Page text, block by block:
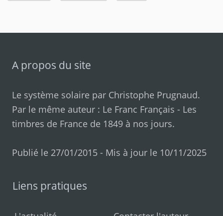
A propos du site
Le système solaire par Christophe Prugnaud.
Par le même auteur : Le Franc Français - Les
timbres de France de 1849 à nos jours.
Publié le 27/01/2015 - Mis à jour le 10/11/2025
Liens pratiques